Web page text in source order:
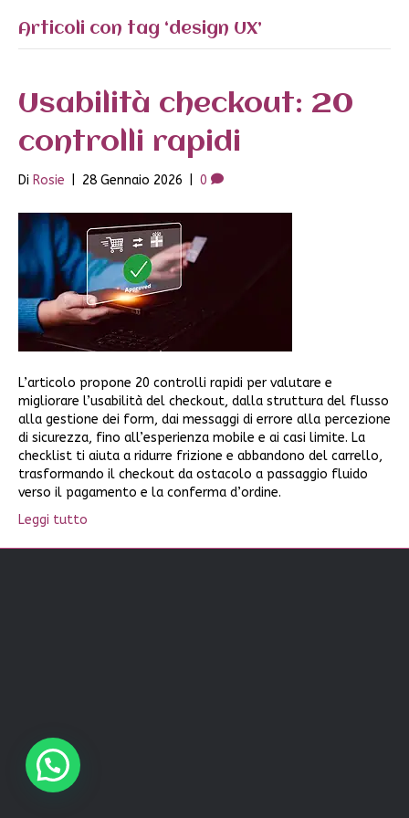
Articoli con tag ‘design UX’
Usabilità checkout: 20
controlli rapidi
Di Rosie 28 Gennaio 2026 0
L’articolo propone 20 controlli rapidi per valutare e
migliorare l’usabilità del checkout, dalla struttura del flusso
alla gestione dei form, dai messaggi di errore alla percezione
di sicurezza, fino all’esperienza mobile e ai casi limite. La
checklist ti aiuta a ridurre frizione e abbandono del carrello,
trasformando il checkout da ostacolo a passaggio fluido
verso il pagamento e la conferma d’ordine.
Leggi tutto